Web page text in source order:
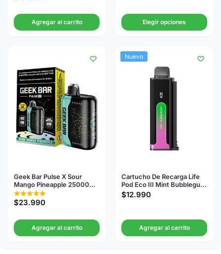
Agregar al carrito Elegir opciones
Geek Bar Pulse X Sour
Mango Pineapple 25000
Puffs
$23.990
Agregar al carrito
Nuevo
Cartucho De Recarga Life
Pod Eco III Mint Bubblegum
20000 Puffs
$12.990
Agregar al carrito